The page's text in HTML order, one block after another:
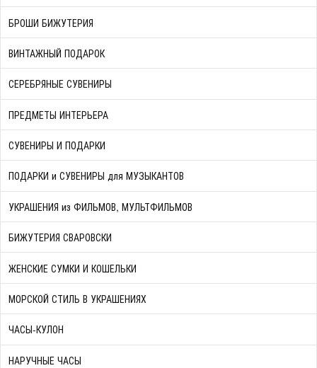
БРОШИ БИЖУТЕРИЯ
ВИНТАЖНЫЙ ПОДАРОК
СЕРЕБРЯНЫЕ СУВЕНИРЫ
ПРЕДМЕТЫ ИНТЕРЬЕРА
СУВЕНИРЫ И ПОДАРКИ
ПОДАРКИ и СУВЕНИРЫ для МУЗЫКАНТОВ
УКРАШЕНИЯ из ФИЛЬМОВ, МУЛЬТФИЛЬМОВ
БИЖУТЕРИЯ СВАРОВСКИ
ЖЕНСКИЕ СУМКИ И КОШЕЛЬКИ
МОРСКОЙ СТИЛЬ В УКРАШЕНИЯХ
ЧАСЫ-КУЛОН
НАРУЧНЫЕ ЧАСЫ